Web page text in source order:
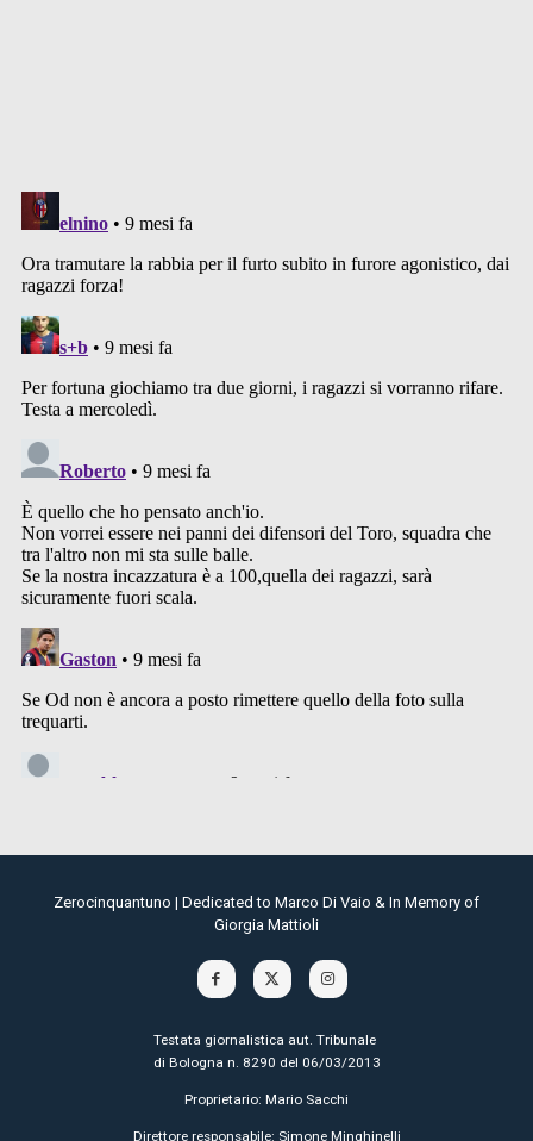
Zerocinquantuno | Dedicated to Marco Di Vaio & In Memory of
Giorgia Mattioli
Testata giornalistica aut. Tribunale
di Bologna n. 8290 del 06/03/2013
Proprietario: Mario Sacchi
Direttore responsabile: Simone Minghinelli